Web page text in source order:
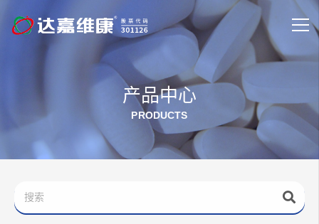
产品中心
PRODUCTS